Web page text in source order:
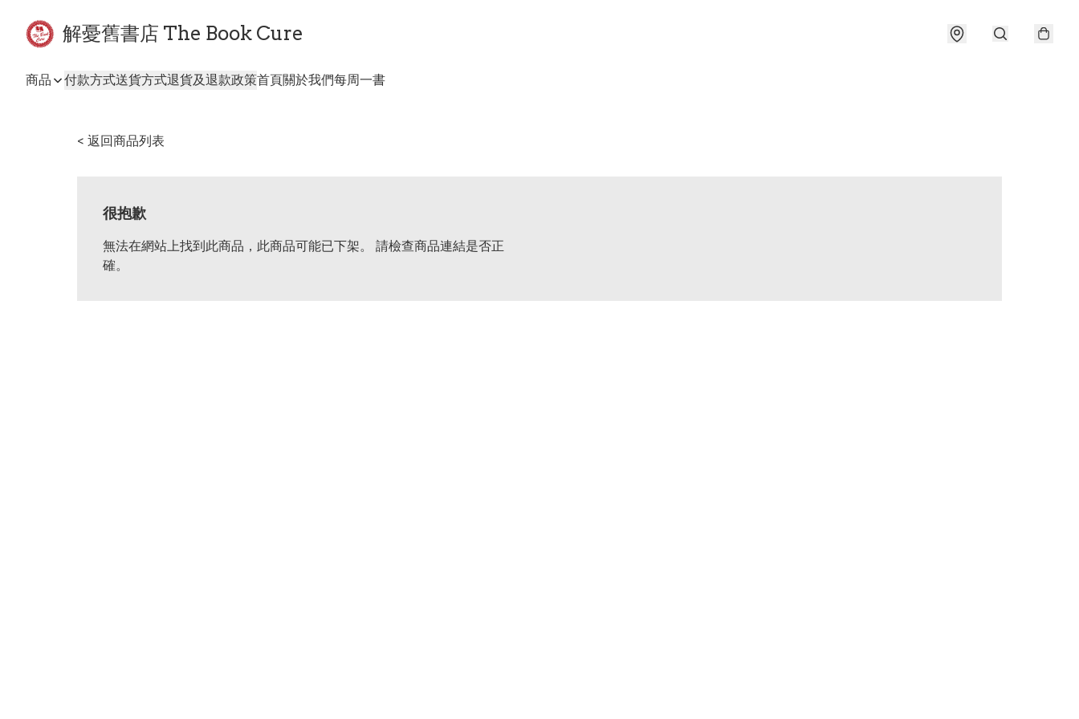
解憂舊書店 The Book Cure
商品 付款方式送貨方式退貨及退款政策首頁關於我們每周一書
< 返回商品列表
很抱歉
無法在網站上找到此商品，此商品可能已下架。 請檢查商品連結是否正
確。